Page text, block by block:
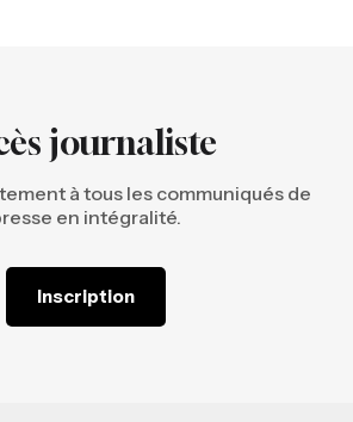
journaliste
à tous les communiqués de
en intégralité.
Inscription